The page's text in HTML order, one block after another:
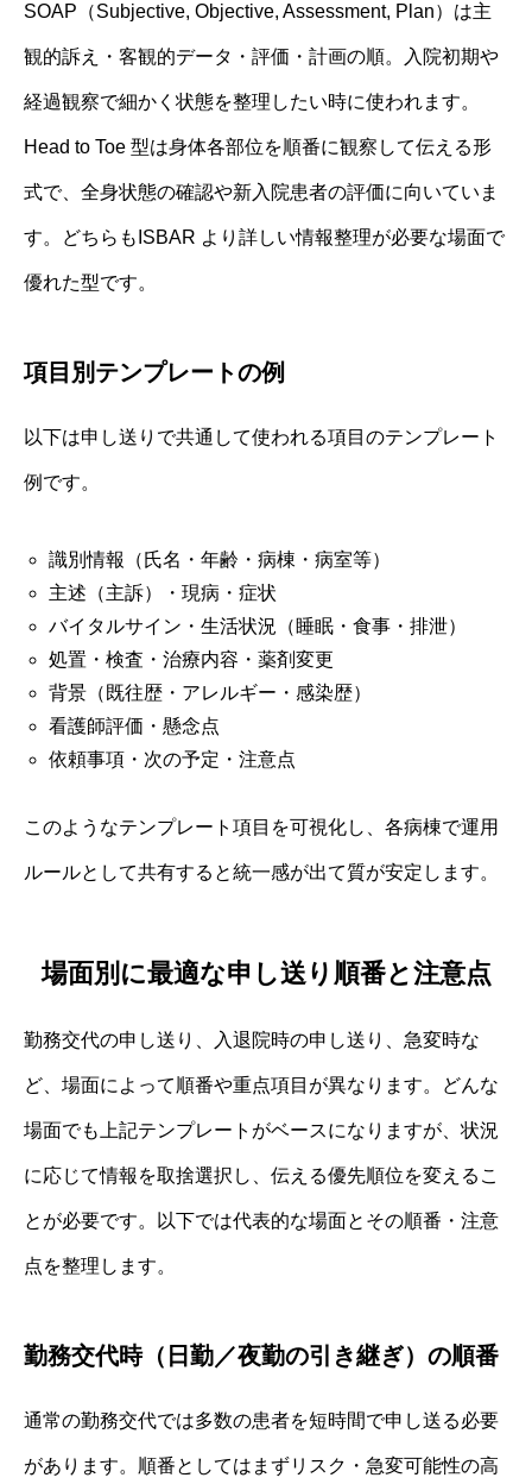
SOAP（Subjective, Objective, Assessment, Plan）は主
観的訴え・客観的データ・評価・計画の順。入院初期や
経過観察で細かく状態を整理したい時に使われます。
Head to Toe 型は身体各部位を順番に観察して伝える形
式で、全身状態の確認や新入院患者の評価に向いていま
す。どちらもISBAR より詳しい情報整理が必要な場面で
優れた型です。
項目別テンプレートの例
以下は申し送りで共通して使われる項目のテンプレート
例です。
識別情報（氏名・年齢・病棟・病室等）
主述（主訴）・現病・症状
バイタルサイン・生活状況（睡眠・食事・排泄）
処置・検査・治療内容・薬剤変更
背景（既往歴・アレルギー・感染歴）
看護師評価・懸念点
依頼事項・次の予定・注意点
このようなテンプレート項目を可視化し、各病棟で運用
ルールとして共有すると統一感が出て質が安定します。
場面別に最適な申し送り順番と注意点
勤務交代の申し送り、入退院時の申し送り、急変時な
ど、場面によって順番や重点項目が異なります。どんな
場面でも上記テンプレートがベースになりますが、状況
に応じて情報を取捨選択し、伝える優先順位を変えるこ
とが必要です。以下では代表的な場面とその順番・注意
点を整理します。
勤務交代時（日勤／夜勤の引き継ぎ）の順番
通常の勤務交代では多数の患者を短時間で申し送る必要
があります。順番としてはまずリスク・急変可能性の高